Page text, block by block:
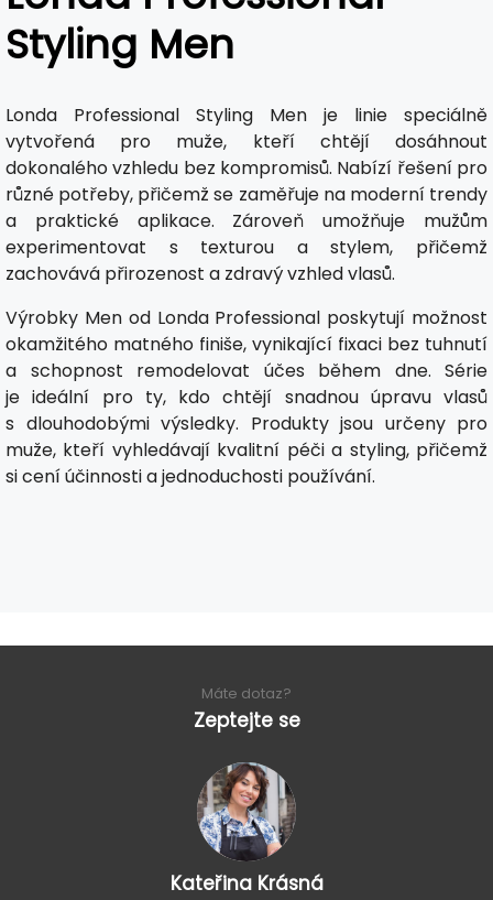
Styling Men
Londa Professional Styling Men je linie speciálně
vytvořená pro muže, kteří chtějí dosáhnout
dokonalého vzhledu bez kompromisů. Nabízí řešení pro
různé potřeby, přičemž se zaměřuje na moderní trendy
a praktické aplikace. Zároveň umožňuje mužům
experimentovat s texturou a stylem, přičemž
zachovává přirozenost a zdravý vzhled vlasů.
Výrobky Men od Londa Professional poskytují možnost
okamžitého matného finiše, vynikající fixaci bez tuhnutí
a schopnost remodelovat účes během dne. Série
je ideální pro ty, kdo chtějí snadnou úpravu vlasů
s dlouhodobými výsledky. Produkty jsou určeny pro
muže, kteří vyhledávají kvalitní péči a styling, přičemž
si cení účinnosti a jednoduchosti používání.
Máte dotaz?
Zeptejte se
Kateřina Krásná